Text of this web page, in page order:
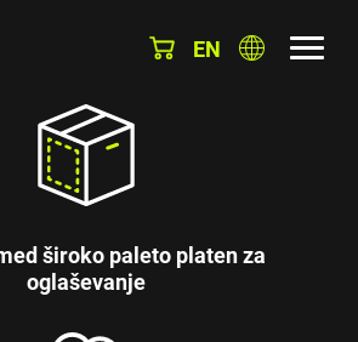
EN
široko paleto platen za
oglaševanje